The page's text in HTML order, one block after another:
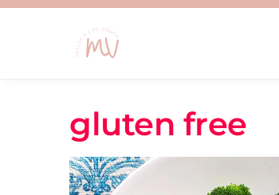
Skip
Skip
gluten free